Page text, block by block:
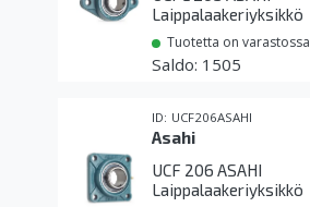
Laippalaakeriyksikkö
Tuotetta on varastossa
1505
UCF206ASAHI
Asahi
UCF 206 ASAHI
Laippalaakeriyksikkö